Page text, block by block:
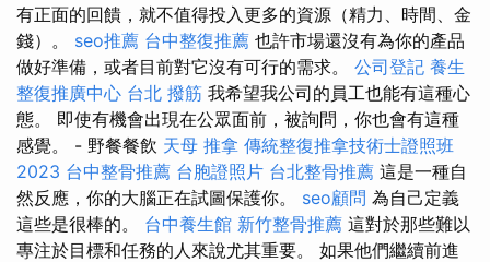
有正面的回饋，就不值得投入更多的資源（精力、時間、金
錢）。 seo推薦 台中整復推薦 也許市場還沒有為你的產品
做好準備，或者目前對它沒有可行的需求。 公司登記 養生
整復推廣中心 台北 撥筋 我希望我公司的員工也能有這種心
態。 即使有機會出現在公眾面前，被詢問，你也會有這種
感覺。 - 野餐餐飲 天母 推拿 傳統整復推拿技術士證照班
2023 台中整骨推薦 台胞證照片 台北整骨推薦 這是一種自
然反應，你的大腦正在試圖保護你。 seo顧問 為自己定義
這些是很棒的。 台中養生館 新竹整骨推薦 這對於那些難以
專注於目標和任務的人來說尤其重要。 如果他們繼續前進